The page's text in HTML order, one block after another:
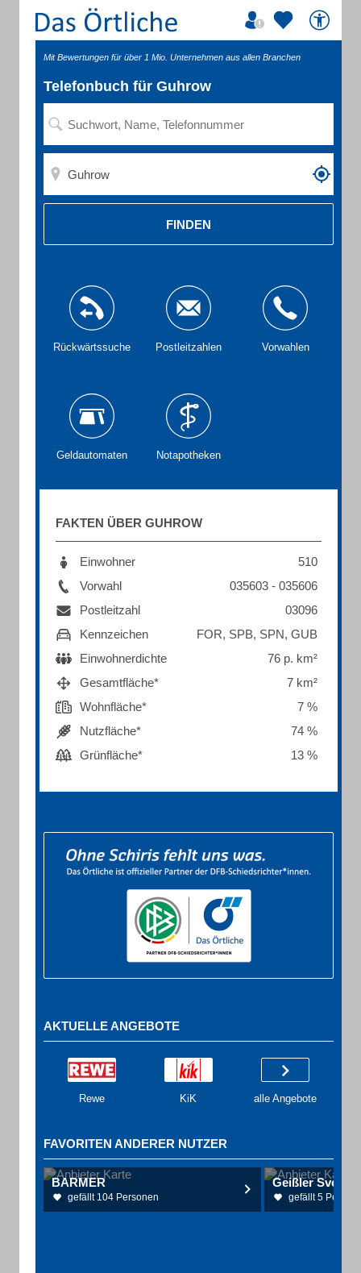
Mit Bewertungen für über 1 Mio. Unternehmen aus allen Branchen
Telefonbuch für Guhrow
FINDEN
Rückwärtssuche Postleitzahlen Vorwahlen
Geldautomaten Notapotheken
FAKTEN ÜBER GUHROW
Einwohner
510
Vorwahl
035603 - 035606
Postleitzahl
03096
Kennzeichen
FOR, SPB, SPN, GUB
Einwohnerdichte
76 p. km²
Gesamtfläche*
7 km²
Wohnfläche*
7 %
Nutzfläche*
74 %
Grünfläche*
13 %
AKTUELLE ANGEBOTE
Rewe KiK alle Angebote
FAVORITEN ANDERER NUTZER
BARMER
gefällt 104 Personen gefällt 5